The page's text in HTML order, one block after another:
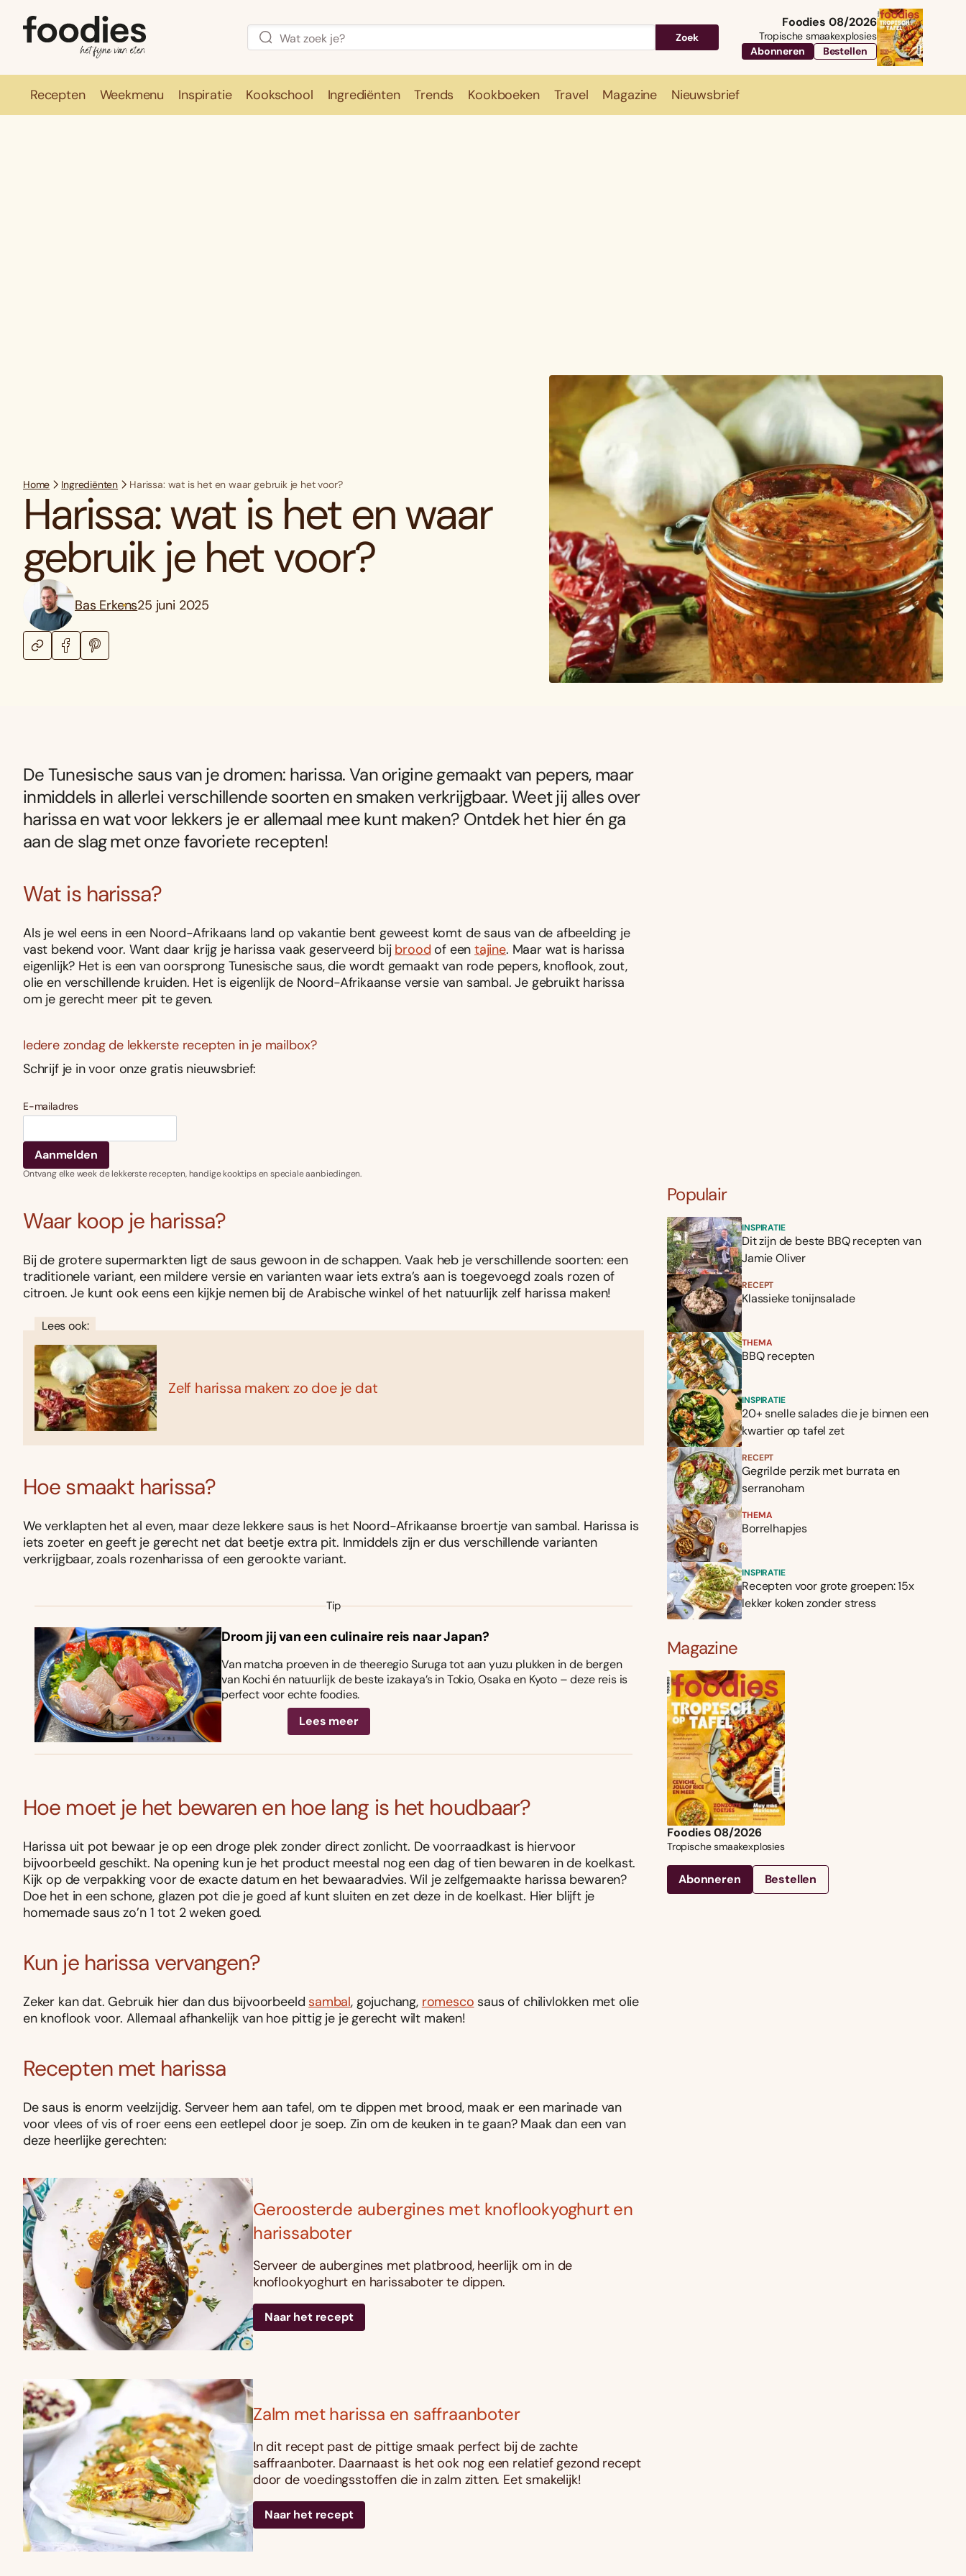
Zoek
Foodies 08/2026
Tropische smaakexplosies
Abonneren
Bestellen
Recepten Weekmenu Inspiratie Kookschool Ingrediënten Trends Kookboeken Travel Magazine Nieuwsbrief
Home Ingrediënten Harissa: wat is het en waar gebruik je het voor?
Harissa: wat is het en waar
gebruik je het voor?
Bas Erkens25 juni 2025
De Tunesische saus van je dromen: harissa. Van origine gemaakt van pepers, maar
inmiddels in allerlei verschillende soorten en smaken verkrijgbaar. Weet jij alles over
harissa en wat voor lekkers je er allemaal mee kunt maken? Ontdek het hier én ga
aan de slag met onze favoriete recepten!
Wat is harissa?
Als je wel eens in een Noord-Afrikaans land op vakantie bent geweest komt de saus van de afbeelding je
vast bekend voor. Want daar krijg je harissa vaak geserveerd bij brood of een tajine. Maar wat is harissa
eigenlijk? Het is een van oorsprong Tunesische saus, die wordt gemaakt van rode pepers, knoflook, zout,
olie en verschillende kruiden. Het is eigenlijk de Noord-Afrikaanse versie van sambal. Je gebruikt harissa
om je gerecht meer pit te geven.
Iedere zondag de lekkerste recepten in je mailbox?
Schrijf je in voor onze gratis nieuwsbrief:
E-mailadres
Ontvang elke week de lekkerste recepten, handige kooktips en speciale aanbiedingen.
Waar koop je harissa?
Bij de grotere supermarkten ligt de saus gewoon in de schappen. Vaak heb je verschillende soorten: een
traditionele variant, een mildere versie en varianten waar iets extra’s aan is toegevoegd zoals rozen of
citroen. Je kunt ook eens een kijkje nemen bij de Arabische winkel of het natuurlijk zelf harissa maken!
Lees ook:
Zelf harissa maken: zo doe je dat
Hoe smaakt harissa?
We verklapten het al even, maar deze lekkere saus is het Noord-Afrikaanse broertje van sambal. Harissa is
iets zoeter en geeft je gerecht net dat beetje extra pit. Inmiddels zijn er dus verschillende varianten
verkrijgbaar, zoals rozenharissa of een gerookte variant.
Tip
Droom jij van een culinaire reis naar Japan?
Van matcha proeven in de theeregio Suruga tot aan yuzu plukken in de bergen
van Kochi én natuurlijk de beste izakaya’s in Tokio, Osaka en Kyoto – deze reis is
perfect voor echte foodies.
Lees meer
Hoe moet je het bewaren en hoe lang is het houdbaar?
Harissa uit pot bewaar je op een droge plek zonder direct zonlicht. De voorraadkast is hiervoor
bijvoorbeeld geschikt. Na opening kun je het product meestal nog een dag of tien bewaren in de koelkast.
Kijk op de verpakking voor de exacte datum en het bewaaradvies. Wil je zelfgemaakte harissa bewaren?
Doe het in een schone, glazen pot die je goed af kunt sluiten en zet deze in de koelkast. Hier blijft je
homemade saus zo’n 1 tot 2 weken goed.
Kun je harissa vervangen?
Zeker kan dat. Gebruik hier dan dus bijvoorbeeld sambal, gojuchang, romesco saus of chilivlokken met olie
en knoflook voor. Allemaal afhankelijk van hoe pittig je je gerecht wilt maken!
Recepten met harissa
De saus is enorm veelzijdig. Serveer hem aan tafel, om te dippen met brood, maak er een marinade van
voor vlees of vis of roer eens een eetlepel door je soep. Zin om de keuken in te gaan? Maak dan een van
deze heerlijke gerechten:
Geroosterde aubergines met knoflookyoghurt en
harissaboter
Serveer de aubergines met platbrood, heerlijk om in de
knoflookyoghurt en harissaboter te dippen.
Naar het recept
Zalm met harissa en saffraanboter
In dit recept past de pittige smaak perfect bij de zachte
saffraanboter. Daarnaast is het ook nog een relatief gezond recept
door de voedingsstoffen die in zalm zitten. Eet smakelijk!
Naar het recept
Populair
INSPIRATIE
Dit zijn de beste BBQ recepten van
Jamie Oliver
RECEPT
Klassieke tonijnsalade
THEMA
BBQ recepten
INSPIRATIE
20+ snelle salades die je binnen een
kwartier op tafel zet
RECEPT
Gegrilde perzik met burrata en
serranoham
THEMA
Borrelhapjes
INSPIRATIE
Recepten voor grote groepen: 15x
lekker koken zonder stress
Magazine
Foodies 08/2026
Tropische smaakexplosies
Abonneren Bestellen